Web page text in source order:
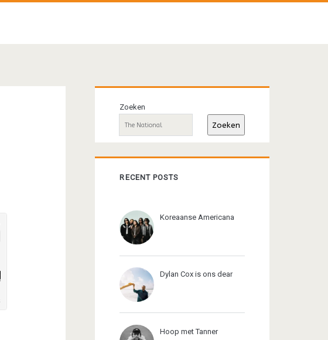
Primaire
sidebar
Zoeken
Zoeken
RECENT POSTS
Koreaanse Americana
Dylan Cox is ons dear
Hoop met Tanner